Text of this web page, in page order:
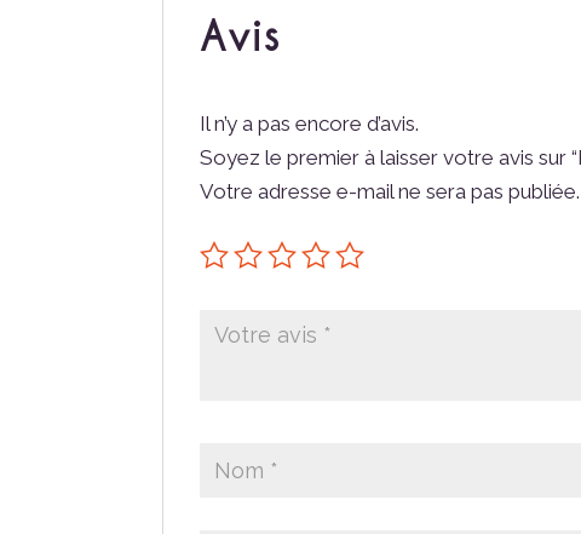
Avis
Il n’y a pas encore d’avis.
Soyez le premier à laisser votre avis sur
Votre adresse e-mail ne sera pas publiée.